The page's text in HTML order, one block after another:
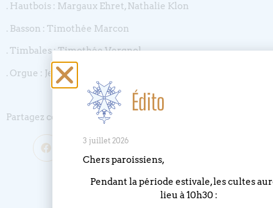
. Hautbois : Margaux Ehret, Nathalie Klon
. Basson : Timothée Marcon
. Timbales : Timothée Vergnol
. Orgue : Jean-Michel Douiller
Partagez cet événement
Publié le 14 décembre 2025
Édito
3 juillet 2026
Chers paroissiens,
Pendant la période estivale, les cultes
lieu à 10h30 :